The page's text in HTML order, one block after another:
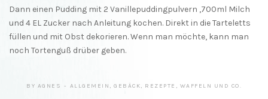
Dann einen Pudding mit 2 Vanillepuddingpulvern ,700ml Milch
und 4 EL Zucker nach Anleitung kochen. Direkt in die Tarteletts
füllen und mit Obst dekorieren. Wenn man möchte, kann man
noch Tortenguß drüber geben.
BY AGNES ALLGEMEIN , GEBÄCK, REZEPTE , WAFFELN UND CO.